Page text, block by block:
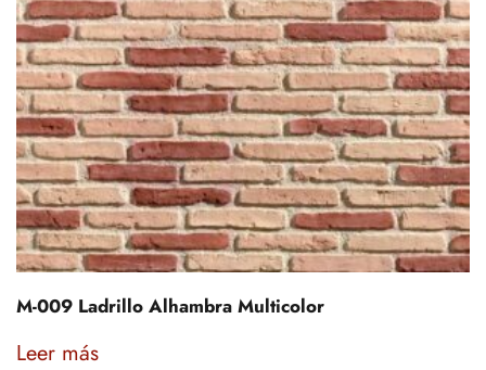
M-009 Ladrillo Alhambra Multicolor
Leer más